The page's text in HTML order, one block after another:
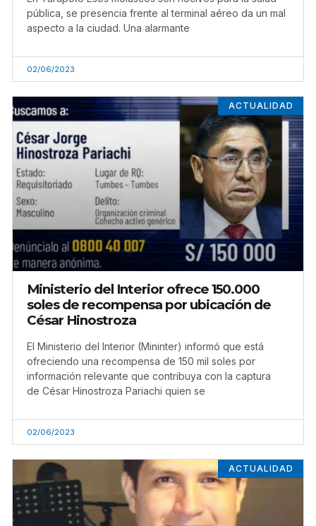
pública, se presencia frente al terminal aéreo da un mal
aspecto a la ciudad. Una alarmante
02/06/2023
ACTUALIDAD
Ministerio del Interior ofrece 150.000
soles de recompensa por ubicación de
César Hinostroza
El Ministerio del Interior (Mininter) informó que está
ofreciendo una recompensa de 150 mil soles por
información relevante que contribuya con la captura
de César Hinostroza Pariachi quien se
02/06/2023
ACTUALIDAD